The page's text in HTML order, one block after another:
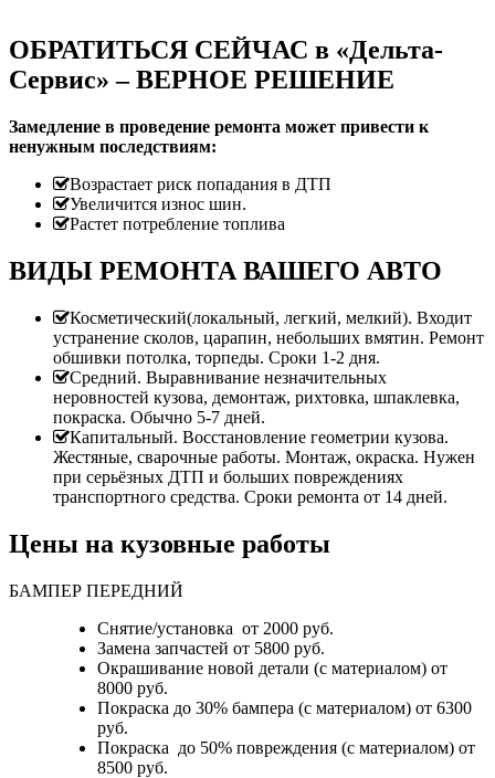
ОБРАТИТЬСЯ СЕЙЧАС в «Дельта-
Сервис» – ВЕРНОЕ РЕШЕНИЕ
Замедление в проведение ремонта может привести к
ненужным последствиям:
Возрастает риск попадания в ДТП
Увеличится износ шин.
Растет потребление топлива
ВИДЫ РЕМОНТА ВАШЕГО АВТО
Косметический(локальный, легкий, мелкий). Входит
устранение сколов, царапин, небольших вмятин. Ремонт
обшивки потолка, торпеды. Сроки 1-2 дня.
Средний. Выравнивание незначительных
неровностей кузова, демонтаж, рихтовка, шпаклевка,
покраска. Обычно 5-7 дней.
Капитальный. Восстановление геометрии кузова.
Жестяные, сварочные работы. Монтаж, окраска. Нужен
при серьёзных ДТП и больших повреждениях
транспортного средства. Сроки ремонта от 14 дней.
Цены на кузовные работы
БАМПЕР ПЕРЕДНИЙ
Снятие/установка от 2000 руб.
Замена запчастей от 5800 руб.
Окрашивание новой детали (с материалом) от
8000 руб.
Покраска до 30% бампера (с материалом) от 6300
руб.
Покраска до 50% повреждения (с материалом) от
8500 руб.